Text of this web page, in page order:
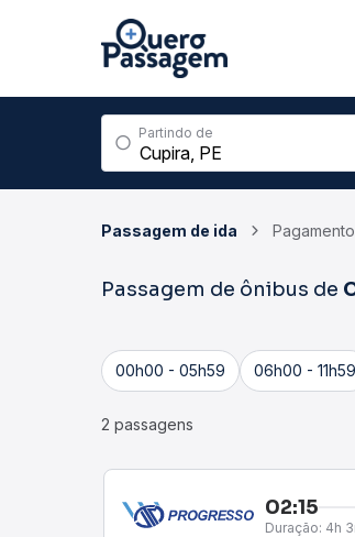
Partindo de
Passagem de ida Pagamento
Passagem de ônibus de
00h00 - 05h59 06h00 - 11h59
2 passagens
02:15
Duração: 4h